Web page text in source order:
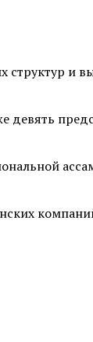
и
девять